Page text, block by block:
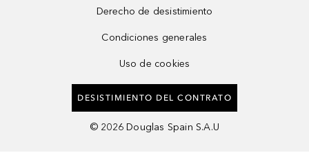
Derecho de desistimiento
Condiciones generales
Uso de cookies
DESISTIMIENTO DEL CONTRATO
© 2026 Douglas Spain S.A.U